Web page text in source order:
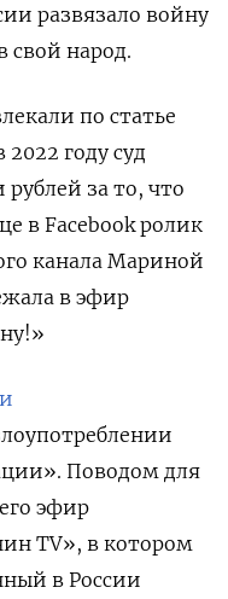
развязало войну
свой народ.
по статье
году суд
рублей за то, что
в Facebook ролик
канала Мариной
в эфир
Поводом для
эфир
TV», в котором
в России